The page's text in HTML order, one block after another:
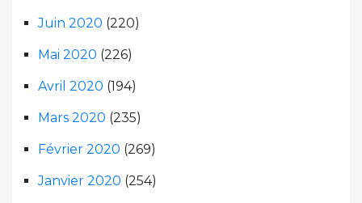
Juin 2020 (220)
Mai 2020 (226)
Avril 2020 (194)
Mars 2020 (235)
Février 2020 (269)
Janvier 2020 (254)